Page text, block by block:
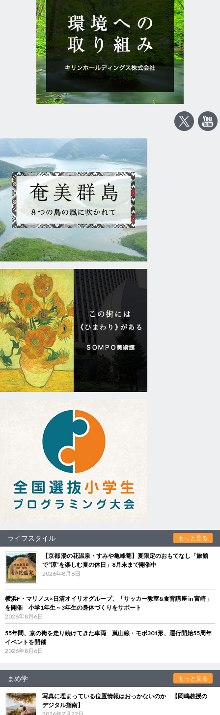
ライフスタイル もっと見る
【京都 湯の花温泉・すみや亀峰菴】夏限定のおもてなし「旅館
で“涼”を楽しむ夏の休日」8月末まで開催中
2026年8月6日
横浜F・マリノス×日清オイリオグループ、「サッカー教室&食育講座 in 宮崎」
を開催 小学1年生～3年生の身体づくりをサポート
2026年8月6日
55年間、京の街を走り続けてきた車両 嵐山線・モボ301形、運行開始55周年
イベントを開催
2026年8月6日
まめ学 もっと見る
写真に埋まっている位置情報はおっかないのか 【岡嶋教授の
デジタル指南】